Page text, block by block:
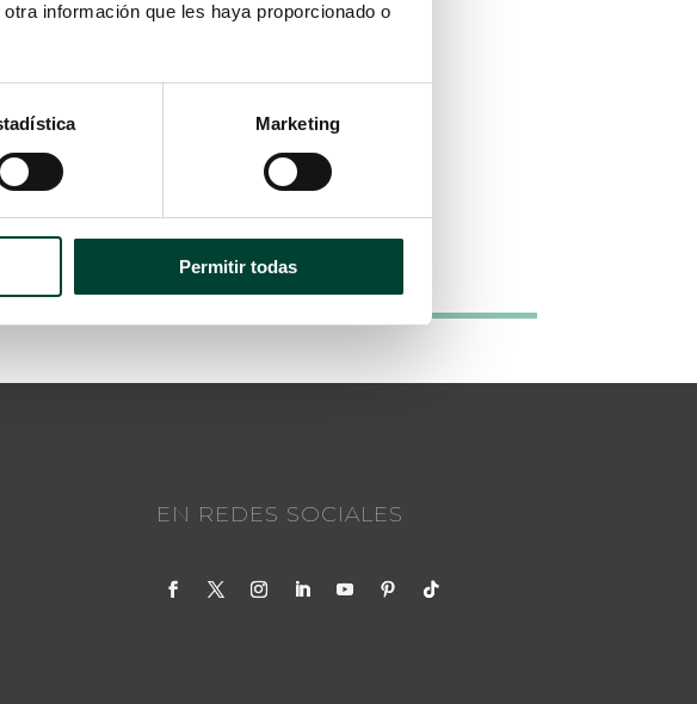
información que les haya proporcionado o
Marketing
Permitir todas
EN REDES SOCIALES